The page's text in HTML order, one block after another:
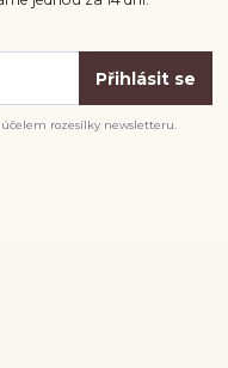
Přihlásit se
účelem rozesílky newsletteru.